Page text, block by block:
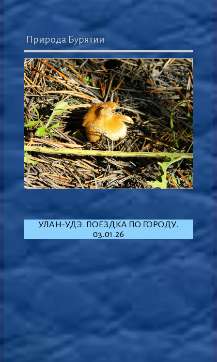
Природа Бурятии
УЛАН-УДЭ. ПОЕЗДКА ПО ГОРОДУ.
03.01.26